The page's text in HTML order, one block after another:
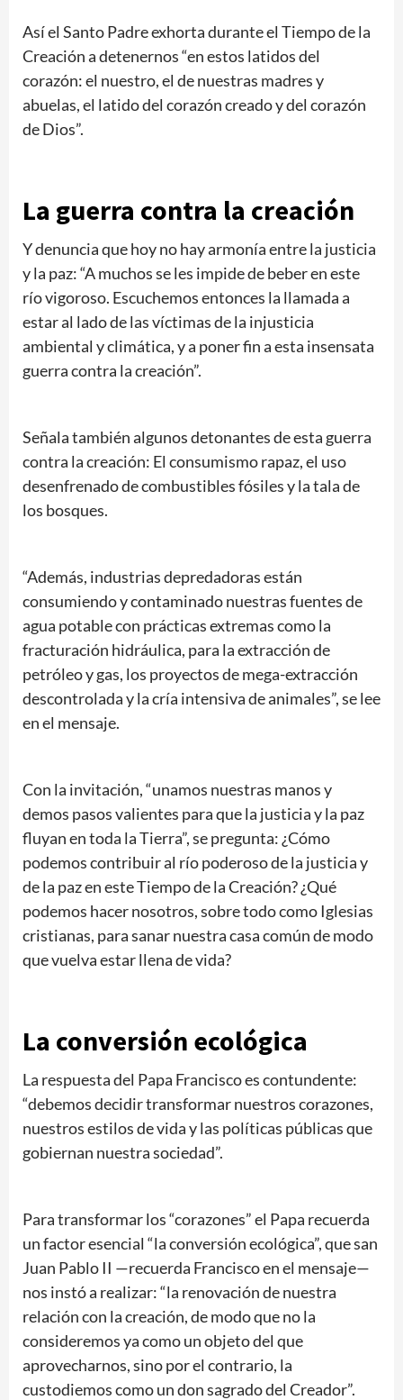
Así el Santo Padre exhorta durante el Tiempo de la
Creación a detenernos “en estos latidos del
corazón: el nuestro, el de nuestras madres y
abuelas, el latido del corazón creado y del corazón
de Dios”.
La guerra contra la creación
Y denuncia que hoy no hay armonía entre la justicia
y la paz: “A muchos se les impide de beber en este
río vigoroso. Escuchemos entonces la llamada a
estar al lado de las víctimas de la injusticia
ambiental y climática, y a poner fin a esta insensata
guerra contra la creación”.
Señala también algunos detonantes de esta guerra
contra la creación: El consumismo rapaz, el uso
desenfrenado de combustibles fósiles y la tala de
los bosques.
“Además, industrias depredadoras están
consumiendo y contaminado nuestras fuentes de
agua potable con prácticas extremas como la
fracturación hidráulica, para la extracción de
petróleo y gas, los proyectos de mega-extracción
descontrolada y la cría intensiva de animales”, se lee
en el mensaje.
Con la invitación, “unamos nuestras manos y
demos pasos valientes para que la justicia y la paz
fluyan en toda la Tierra”, se pregunta: ¿Cómo
podemos contribuir al río poderoso de la justicia y
de la paz en este Tiempo de la Creación? ¿Qué
podemos hacer nosotros, sobre todo como Iglesias
cristianas, para sanar nuestra casa común de modo
que vuelva estar llena de vida?
La conversión ecológica
La respuesta del Papa Francisco es contundente:
“debemos decidir transformar nuestros corazones,
nuestros estilos de vida y las políticas públicas que
gobiernan nuestra sociedad”.
Para transformar los “corazones” el Papa recuerda
un factor esencial “la conversión ecológica”, que san
Juan Pablo II —recuerda Francisco en el mensaje—
nos instó a realizar: “la renovación de nuestra
relación con la creación, de modo que no la
consideremos ya como un objeto del que
aprovecharnos, sino por el contrario, la
custodiemos como un don sagrado del Creador”.